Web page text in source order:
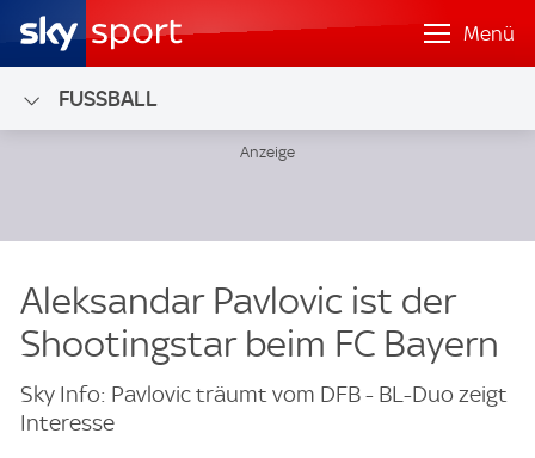
Menü
FUSSBALL
Aleksandar Pavlovic ist der
Shootingstar beim FC Bayern
Sky Info: Pavlovic träumt vom DFB - BL-Duo zeigt
Interesse